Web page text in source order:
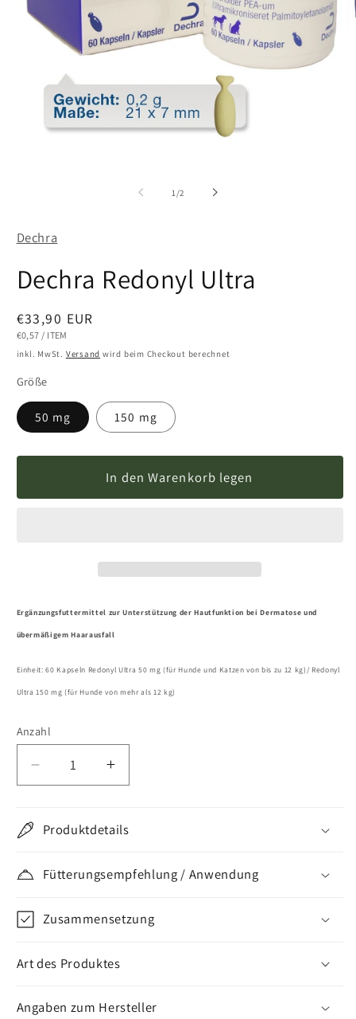
1 /von
2
Dechra
Dechra Redonyl Ultra
Normaler
Preis
€33,90 EUR
STÜCKPREIS
€0,57 / PRO
ITEM
inkl. MwSt. Versand wird beim Checkout berechnet
Größe
50 mg 150 mg
In den Warenkorb legen
Ergänzungsfuttermittel zur Unterstützung der Hautfunktion bei Dermatose und
übermäßigem Haarausfall
Einheit:60 Kapseln Redonyl Ultra 50 mg (für Hunde und Katzen von bis zu 12 kg)/ Redonyl
Ultra 150 mg (für Hunde von mehr als 12 kg)
Anzahl
Verringere
die
für
Ultra
Erhöhe
die
für
Ultra
Produktdetails
Fütterungsempfehlung / Anwendung
Zusammensetzung
Art des Produktes
Angaben zum Hersteller